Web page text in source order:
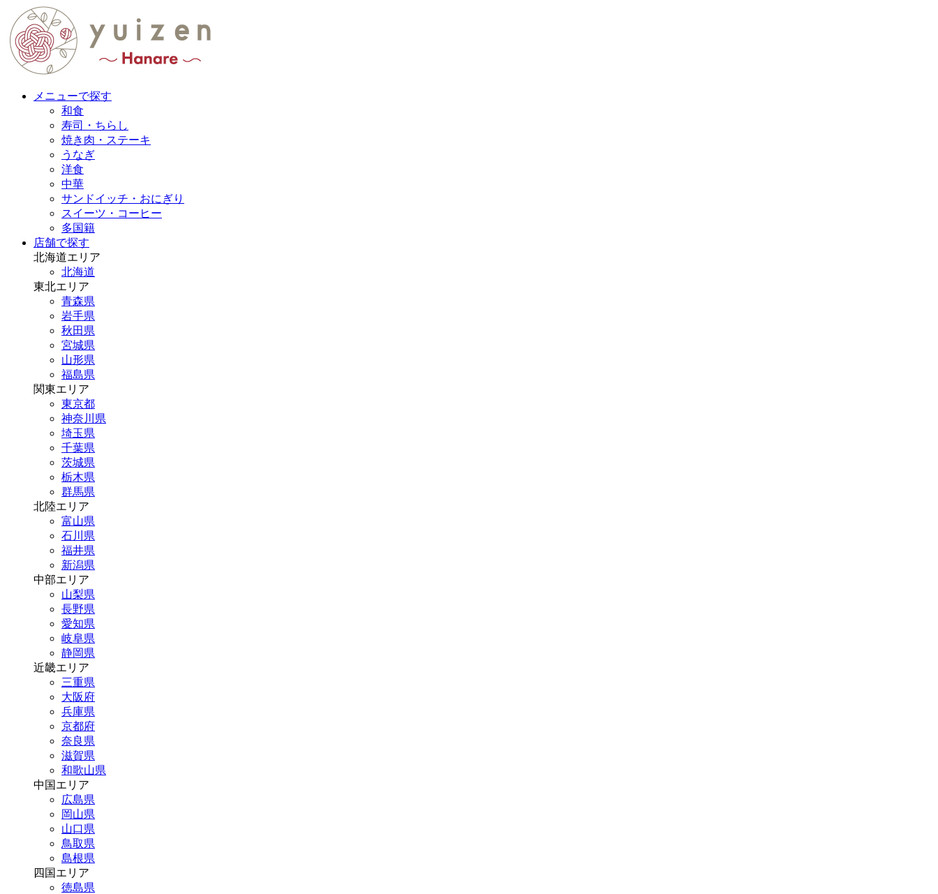
メニューで探す
和食
寿司・ちらし
焼き肉・ステーキ
うなぎ
洋食
中華
サンドイッチ・おにぎり
スイーツ・コーヒー
多国籍
店舗で探す
北海道エリア
北海道
東北エリア
青森県
岩手県
秋田県
宮城県
山形県
福島県
関東エリア
東京都
神奈川県
埼玉県
千葉県
茨城県
栃木県
群馬県
北陸エリア
富山県
石川県
福井県
新潟県
中部エリア
山梨県
長野県
愛知県
岐阜県
静岡県
近畿エリア
三重県
大阪府
兵庫県
京都府
奈良県
滋賀県
和歌山県
中国エリア
広島県
岡山県
山口県
鳥取県
島根県
四国エリア
徳島県